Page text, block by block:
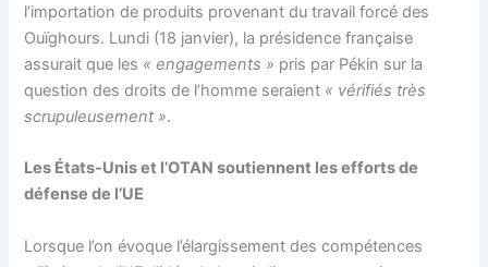
l’importation de produits provenant du travail forcé des
Ouïghours. Lundi (18 janvier), la présidence française
assurait que les « engagements » pris par Pékin sur la
question des droits de l’homme seraient « vérifiés très
scrupuleusement ».
Les États-Unis et l’OTAN soutiennent les efforts de
défense de l’UE
Lorsque l’on évoque l’élargissement des compétences